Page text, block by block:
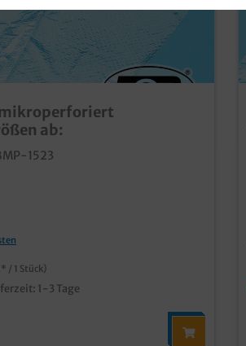
ab:
1523
/ 1 Stück)
1-3 Tage